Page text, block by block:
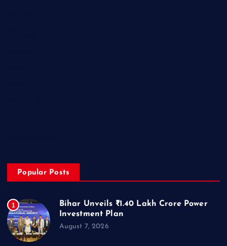
Popular Posts
1
Bihar Unveils ₹1.40 Lakh Crore Power
Investment Plan
August 7, 2026